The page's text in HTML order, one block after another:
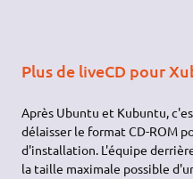
Plus de liveCD pour
Après Ubuntu et Kubuntu,
délaisser le format CD-ROM
d'installation. L'équipe
la taille maximale possible